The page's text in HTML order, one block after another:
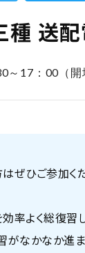
送
～17：00（開
ぜひご参加くだ
率よく総復習
がなかなか進